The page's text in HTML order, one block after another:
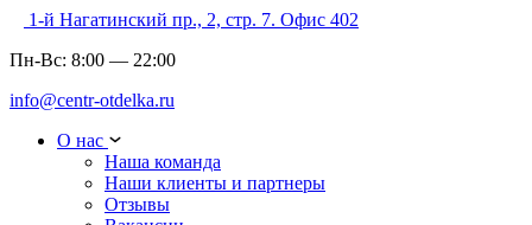
1-й Нагатинский пр., 2, стр. 7. Офис 402
Пн-Вс: 8:00 — 22:00
info@centr-otdelka.ru
О нас
Наша команда
Наши клиенты и партнеры
Отзывы